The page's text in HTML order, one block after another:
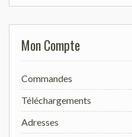
Mon Compte
Commandes
Téléchargements
Adresses